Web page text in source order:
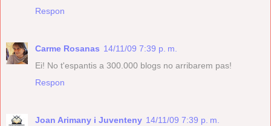
Respon
Carme Rosanas 14/11/09 7:39 p. m.
Ei! No t'espantis a 300.000 blogs no arribarem pas!
Respon
Joan Arimany i Juventeny 14/11/09 7:39 p. m.